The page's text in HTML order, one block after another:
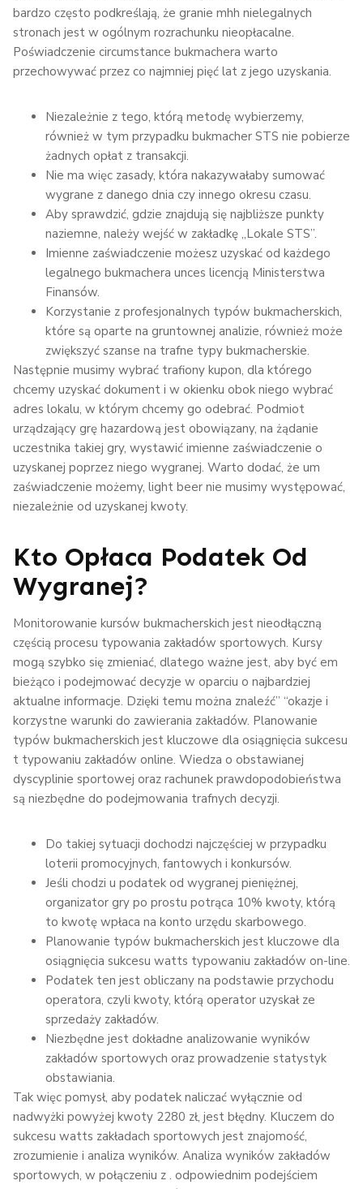
bardzo często podkreślają, że granie mhh nielegalnych
stronach jest w ogólnym rozrachunku nieopłacalne.
Poświadczenie circumstance bukmachera warto
przechowywać przez co najmniej pięć lat z jego uzyskania.
Niezależnie z tego, którą metodę wybierzemy,
również w tym przypadku bukmacher STS nie pobierze
żadnych opłat z transakcji.
Nie ma więc zasady, która nakazywałaby sumować
wygrane z danego dnia czy innego okresu czasu.
Aby sprawdzić, gdzie znajdują się najbliższe punkty
naziemne, należy wejść w zakładkę „Lokale STS”.
Imienne zaświadczenie możesz uzyskać od każdego
legalnego bukmachera unces licencją Ministerstwa
Finansów.
Korzystanie z profesjonalnych typów bukmacherskich,
które są oparte na gruntownej analizie, również może
zwiększyć szanse na trafne typy bukmacherskie.
Następnie musimy wybrać trafiony kupon, dla którego
chcemy uzyskać dokument i w okienku obok niego wybrać
adres lokalu, w którym chcemy go odebrać. Podmiot
urządzający grę hazardową jest obowiązany, na żądanie
uczestnika takiej gry, wystawić imienne zaświadczenie o
uzyskanej poprzez niego wygranej. Warto dodać, że um
zaświadczenie możemy, light beer nie musimy występować,
niezależnie od uzyskanej kwoty.
Kto Opłaca Podatek Od
Wygranej?
Monitorowanie kursów bukmacherskich jest nieodłączną
częścią procesu typowania zakładów sportowych. Kursy
mogą szybko się zmieniać, dlatego ważne jest, aby być em
bieżąco i podejmować decyzje w oparciu o najbardziej
aktualne informacje. Dzięki temu można znaleźć” “okazje i
korzystne warunki do zawierania zakładów. Planowanie
typów bukmacherskich jest kluczowe dla osiągnięcia sukcesu
t typowaniu zakładów online. Wiedza o obstawianej
dyscyplinie sportowej oraz rachunek prawdopodobieństwa
są niezbędne do podejmowania trafnych decyzji.
Do takiej sytuacji dochodzi najczęściej w przypadku
loterii promocyjnych, fantowych i konkursów.
Jeśli chodzi u podatek od wygranej pieniężnej,
organizator gry po prostu potrąca 10% kwoty, którą
to kwotę wpłaca na konto urzędu skarbowego.
Planowanie typów bukmacherskich jest kluczowe dla
osiągnięcia sukcesu watts typowaniu zakładów on-line.
Podatek ten jest obliczany na podstawie przychodu
operatora, czyli kwoty, którą operator uzyskał ze
sprzedaży zakładów.
Niezbędne jest dokładne analizowanie wyników
zakładów sportowych oraz prowadzenie statystyk
obstawiania.
Tak więc pomysł, aby podatek naliczać wyłącznie od
nadwyżki powyżej kwoty 2280 zł, jest błędny. Kluczem do
sukcesu watts zakładach sportowych jest znajomość,
zrozumienie i analiza wyników. Analiza wyników zakładów
sportowych, w połączeniu z . odpowiednim podejściem